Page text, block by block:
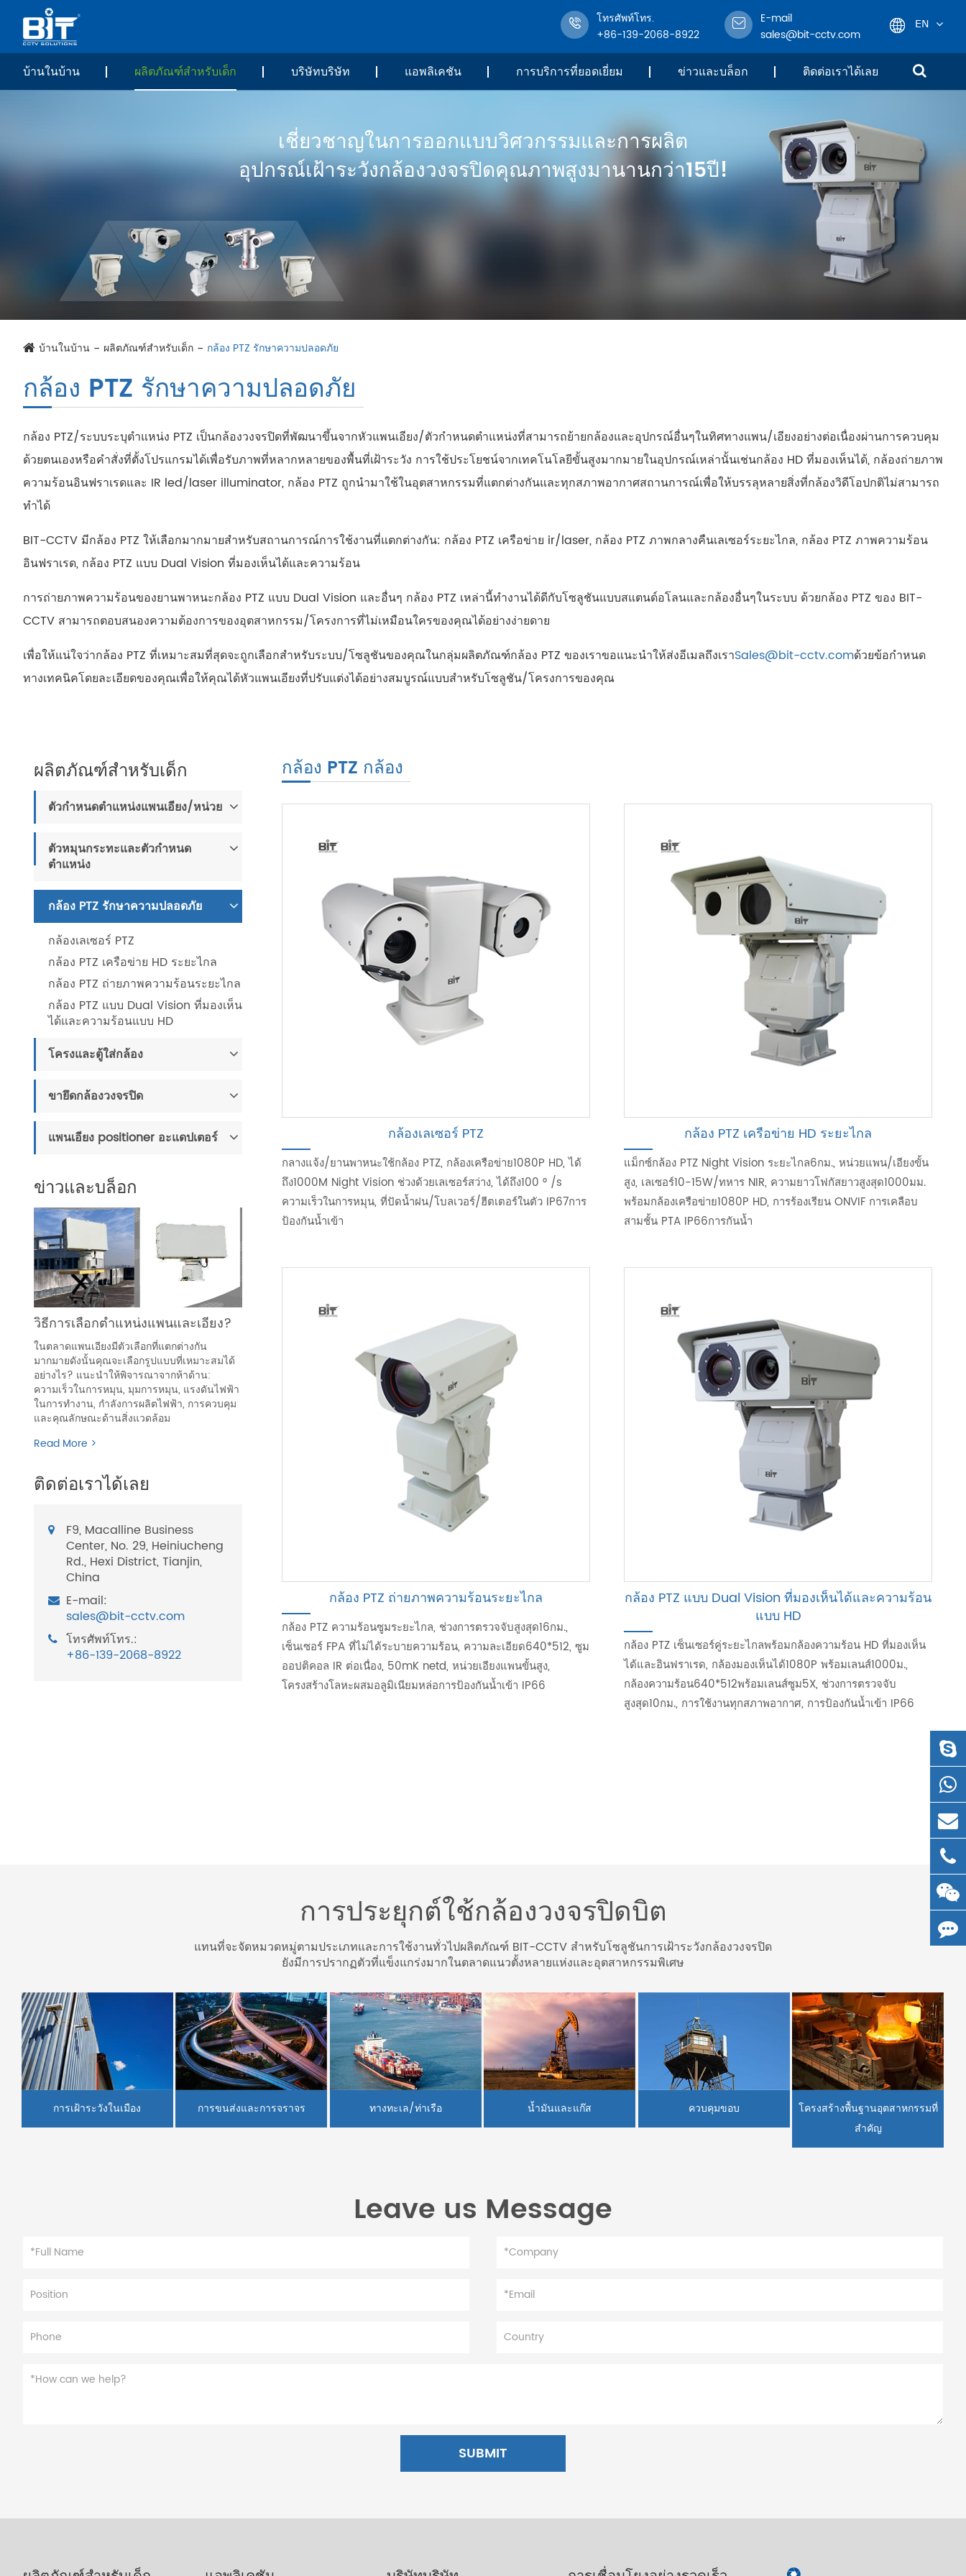
โทรศัพท์โทร.
+86-139-2068-8922
E-mail
sales@bit-cctv.com
EN
English
한국어
français
Deutsch
Español
tiếng việt
ไทย
Svenska
บ้านในบ้าน ผลิตภัณฑ์สำหรับเด็ก บริษัทบริษัท แอพลิเคชัน การบริการที่ยอดเยี่ยม ข่าวและบล็อก ติดต่อเราได้เลย
เชี่ยวชาญในการออกแบบวิศวกรรมและการผลิต
อุปกรณ์เฝ้าระวังกล้องวงจรปิดคุณภาพสูงมานานกว่า15ปี!
บ้านในบ้าน ผลิตภัณฑ์สำหรับเด็ก กล้อง PTZ รักษาความปลอดภัย
กล้อง PTZ รักษาความปลอดภัย
กล้อง PTZ/ระบบระบุตำแหน่ง PTZ เป็นกล้องวงจรปิดที่พัฒนาขึ้นจากหัวแพนเอียง/ตัวกำหนดตำแหน่งที่สามารถย้ายกล้องและอุปกรณ์อื่นๆในทิศทางแพน/เอียงอย่างต่อเนื่องผ่านการควบคุม
ด้วยตนเองหรือคำสั่งที่ตั้งโปรแกรมได้เพื่อรับภาพที่หลากหลายของพื้นที่เฝ้าระวัง การใช้ประโยชน์จากเทคโนโลยีขั้นสูงมากมายในอุปกรณ์เหล่านั้นเช่นกล้อง HD ที่มองเห็นได้, กล้องถ่ายภาพ
ความร้อนอินฟราเรดและ IR led/laser illuminator, กล้อง PTZ ถูกนำมาใช้ในอุตสาหกรรมที่แตกต่างกันและทุกสภาพอากาศสถานการณ์เพื่อให้บรรลุหลายสิ่งที่กล้องวิดีโอปกติไม่สามารถ
ทำได้
BIT-CCTV มีกล้อง PTZ ให้เลือกมากมายสำหรับสถานการณ์การใช้งานที่แตกต่างกัน: กล้อง PTZ เครือข่าย ir/laser, กล้อง PTZ ภาพกลางคืนเลเซอร์ระยะไกล, กล้อง PTZ ภาพความร้อน
อินฟราเรด, กล้อง PTZ แบบ Dual Vision ที่มองเห็นได้และความร้อน
การถ่ายภาพความร้อนของยานพาหนะกล้อง PTZ แบบ Dual Vision และอื่นๆ กล้อง PTZ เหล่านี้ทำงานได้ดีกับโซลูชันแบบสแตนด์อโลนและกล้องอื่นๆในระบบ ด้วยกล้อง PTZ ของ BIT-
CCTV สามารถตอบสนองความต้องการของอุตสาหกรรม/โครงการที่ไม่เหมือนใครของคุณได้อย่างง่ายดาย
เพื่อให้แน่ใจว่ากล้อง PTZ ที่เหมาะสมที่สุดจะถูกเลือกสำหรับระบบ/โซลูชันของคุณในกลุ่มผลิตภัณฑ์กล้อง PTZ ของเราขอแนะนำให้ส่งอีเมลถึงเราSales@bit-cctv.comด้วยข้อกำหนด
ทางเทคนิคโดยละเอียดของคุณเพื่อให้คุณได้หัวแพนเอียงที่ปรับแต่งได้อย่างสมบูรณ์แบบสำหรับโซลูชัน/โครงการของคุณ
ผลิตภัณฑ์สำหรับเด็ก
ตัวกำหนดตำแหน่งแพนเอียง/หน่วย
ตัวหมุนกระทะและตัวกำหนด
ตำแหน่ง
กล้อง PTZ รักษาความปลอดภัย
กล้องเลเซอร์ PTZ
กล้อง PTZ เครือข่าย HD ระยะไกล
กล้อง PTZ ถ่ายภาพความร้อนระยะไกล
กล้อง PTZ แบบ Dual Vision ที่มองเห็น
ได้และความร้อนแบบ HD
โครงและตู้ใส่กล้อง
ขายึดกล้องวงจรปิด
แพนเอียง positioner อะแดปเตอร์
ข่าวและบล็อก
วิธีการเลือกตำแหน่งแพนและเอียง?
ในตลาดแพนเอียงมีตัวเลือกที่แตกต่างกัน
มากมายดังนั้นคุณจะเลือกรูปแบบที่เหมาะสมได้
อย่างไร? แนะนำให้พิจารณาจากห้าด้าน:
ความเร็วในการหมุน, มุมการหมุน, แรงดันไฟฟ้า
ในการทำงาน, กำลังการผลิตไฟฟ้า, การควบคุม
และคุณลักษณะด้านสิ่งแวดล้อม
Read More >
ติดต่อเราได้เลย
F9, Macalline Business
Center, No. 29, Heiniucheng
Rd., Hexi District, Tianjin,
China
E-mail:
sales@bit-cctv.com
โทรศัพท์โทร.:
+86-139-2068-8922
กล้อง PTZ กล้อง
กล้องเลเซอร์ PTZ
กลางแจ้ง/ยานพาหนะใช้กล้อง PTZ, กล้องเครือข่าย1080P HD, ได้
ถึง1000M Night Vision ช่วงด้วยเลเซอร์สว่าง, ได้ถึง100 ° /s
ความเร็วในการหมุน, ที่ปัดน้ำฝน/โบลเวอร์/ฮีตเตอร์ในตัว IP67การ
ป้องกันน้ำเข้า
กล้อง PTZ เครือข่าย HD ระยะไกล
แม็กซ์กล้อง PTZ Night Vision ระยะไกล6กม., หน่วยแพน/เอียงขั้น
สูง, เลเซอร์10-15W/ทหาร NIR, ความยาวโฟกัสยาวสูงสุด1000มม.
พร้อมกล้องเครือข่าย1080P HD, การร้องเรียน ONVIF การเคลือบ
สามชั้น PTA IP66การกันน้ำ
กล้อง PTZ ถ่ายภาพความร้อนระยะไกล
กล้อง PTZ ความร้อนซูมระยะไกล, ช่วงการตรวจจับสูงสุด16กม.,
เซ็นเซอร์ FPA ที่ไม่ได้ระบายความร้อน, ความละเอียด640*512, ซูม
ออปติคอล IR ต่อเนื่อง, 50mK netd, หน่วยเอียงแพนขั้นสูง,
โครงสร้างโลหะผสมอลูมิเนียมหล่อการป้องกันน้ำเข้า IP66
กล้อง PTZ แบบ Dual Vision ที่มองเห็นได้และความร้อน
แบบ HD
กล้อง PTZ เซ็นเซอร์คู่ระยะไกลพร้อมกล้องความร้อน HD ที่มองเห็น
ได้และอินฟราเรด, กล้องมองเห็นได้1080P พร้อมเลนส์1000ม.,
กล้องความร้อน640*512พร้อมเลนส์ซูม5X, ช่วงการตรวจจับ
สูงสุด10กม., การใช้งานทุกสภาพอากาศ, การป้องกันน้ำเข้า IP66
การประยุกต์ใช้กล้องวงจรปิดบิต
แทนที่จะจัดหมวดหมู่ตามประเภทและการใช้งานทั่วไปผลิตภัณฑ์ BIT-CCTV สำหรับโซลูชันการเฝ้าระวังกล้องวงจรปิด
ยังมีการปรากฏตัวที่แข็งแกร่งมากในตลาดแนวตั้งหลายแห่งและอุตสาหกรรมพิเศษ
การเฝ้าระวังในเมือง การขนส่งและการจราจร ทางทะเล/ท่าเรือ น้ำมันและแก๊ส ควบคุมขอบ
โครงสร้างพื้นฐานอุตสาหกรรมที่
สำคัญ
Leave us Message
SUBMIT